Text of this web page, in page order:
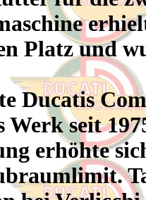
Platz und
Ducatis
Werk seit
erhöhte